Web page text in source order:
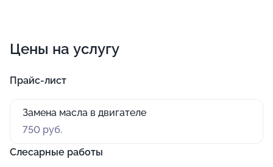
Цены на услугу
Прайс-лист
Замена масла в двигателе
750 руб.
Слесарные работы